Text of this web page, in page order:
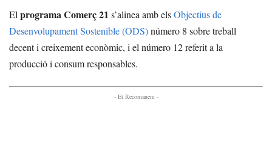
El programa Comerç 21 s’alinea amb elsObjectius de
Desenvolupament Sostenible (ODS)número 8 sobre treball
decent i creixement econòmic, i el número 12 referit a la
producció i consum responsables.
- Et Recomanem -